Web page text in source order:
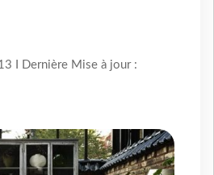
I Dernière Mise à jour :